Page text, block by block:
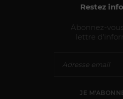
Restez
Abonnez-
lettre
JE